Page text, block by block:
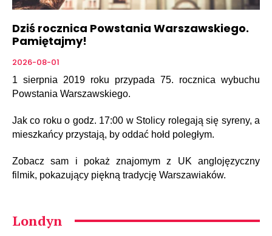
Dziś rocznica Powstania Warszawskiego.
Pamiętajmy!
2026-08-01
1 sierpnia 2019 roku przypada 75. rocznica wybuchu
Powstania Warszawskiego.
Jak co roku o godz. 17:00 w Stolicy rolegają się syreny, a
mieszkańcy przystają, by oddać hołd poległym.
Zobacz sam i pokaż znajomym z UK anglojęzyczny
filmik, pokazujący piękną tradycję Warszawiaków.
Londyn